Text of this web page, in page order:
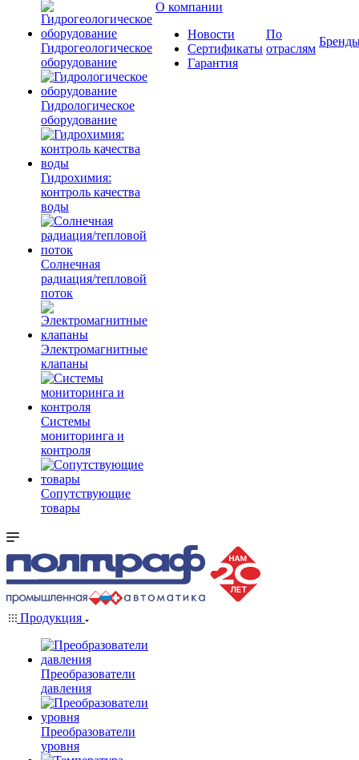
Гидрогеологическое
оборудование
Гидрологическое
оборудование
Гидрохимия:
контроль качества
воды
Солнечная
радиация/тепловой
поток
Электромагнитные
клапаны
Системы
мониторинга и
контроля
Сопутствующие
товары
О компании
Новости
Сертификаты
Гарантия
По
отраслям
Продукция
Преобразователи
давления
Преобразователи
уровня